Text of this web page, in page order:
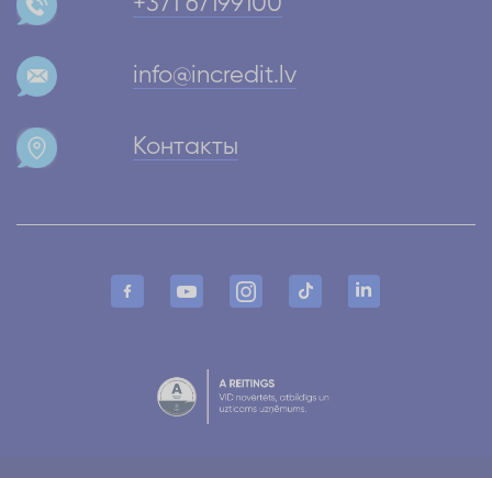
info@incredit.lv
Контакты